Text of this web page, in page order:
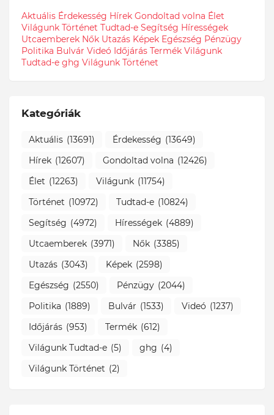
Aktuális Érdekesség Hírek Gondoltad volna Élet
Világunk Történet Tudtad-e Segítség Hírességek
Utcaemberek Nők Utazás Képek Egészség Pénzügy
Politika Bulvár Videó Időjárás Termék Világunk
Tudtad-e ghg Világunk Történet
Kategóriák
Aktuális (13691) Érdekesség (13649)
Hírek (12607) Gondoltad volna (12426)
Élet (12263) Világunk (11754)
Történet (10972) Tudtad-e (10824)
Segítség (4972) Hírességek (4889)
Utcaemberek (3971) Nők (3385)
Utazás (3043) Képek (2598)
Egészség (2550) Pénzügy (2044)
Politika (1889) Bulvár (1533) Videó (1237)
Időjárás (953) Termék (612)
Világunk Tudtad-e (5) ghg (4)
Világunk Történet (2)